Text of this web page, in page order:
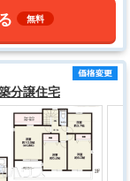
無料
分譲住宅